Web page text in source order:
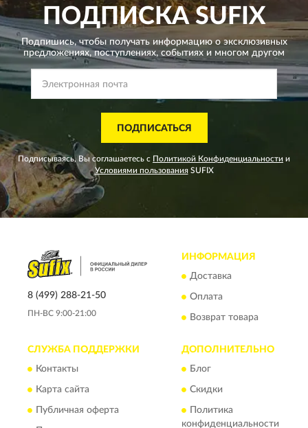
ПОДПИСКАSUFIX
Подпишись, чтобы получать информацию о эксклюзивных
предложениях,поступлениях, событиях и многом другом
ПОДПИСАТЬСЯ
Подписываясь, Вы соглашаетесь с Политикой Конфиденциальности и
Условиями пользованияSUFIX
8 (499) 288-21-50
ПН-ВС 9:00-21:00
ИНФОРМАЦИЯ
Доставка
Оплата
Возврат товара
СЛУЖБА ПОДДЕРЖКИ
Контакты
Карта сайта
Публичная оферта
ДОПОЛНИТЕЛЬНО
Блог
Скидки
Политика
конфиденциальности